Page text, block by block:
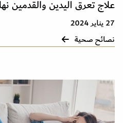
علاج تعرق اليدين والقدمين
27 يناير 2024
نصائح صحية